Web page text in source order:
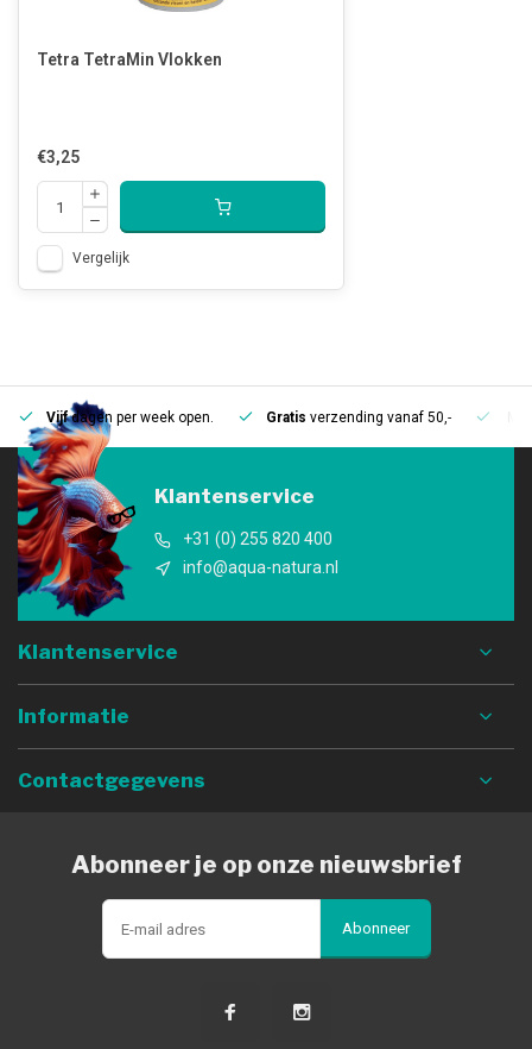
Tetra TetraMin Vlokken
€3,25
Vergelijk
Vijfdagen per week open. Gratis verzending vanaf 50,-
Klantenservice
+31 (0) 255 820 400
info@aqua-natura.nl
Klantenservice
Informatie
Contactgegevens
Abonneer je op onze nieuwsbrief
Abonneer